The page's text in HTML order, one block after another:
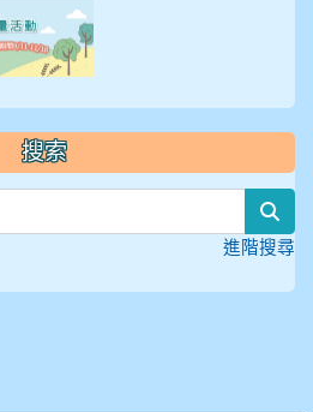
搜索
進階搜尋